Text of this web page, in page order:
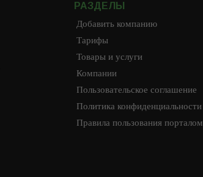
РАЗДЕЛЫ
Добавить компанию
Тарифы
Товары и услуги
Компании
Пользовательское соглашение
Политика конфиденциальности
Правила пользования порталом